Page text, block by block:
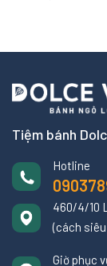
Tiệm bánh
Hotline
460/4/10
(cách
Giờ phục